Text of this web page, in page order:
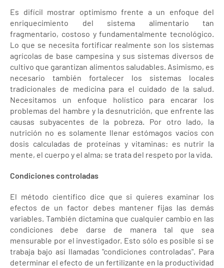
Es difícil mostrar optimismo frente a un enfoque del
enriquecimiento del sistema alimentario tan
fragmentario, costoso y fundamentalmente tecnológico.
Lo que se necesita fortificar realmente son los sistemas
agrícolas de base campesina y sus sistemas diversos de
cultivo que garantizan alimentos saludables. Asimismo, es
necesario también fortalecer los sistemas locales
tradicionales de medicina para el cuidado de la salud.
Necesitamos un enfoque holístico para encarar los
problemas del hambre y la desnutrición, que enfrente las
causas subyacentes de la pobreza. Por otro lado, la
nutrición no es solamente llenar estómagos vacíos con
dosis calculadas de proteínas y vitaminas: es nutrir la
mente, el cuerpo y el alma; se trata del respeto por la vida.
Condiciones controladas
El método científico dice que si quieres examinar los
efectos de un factor debes mantener fijas las demás
variables. También dictamina que cualquier cambio en las
condiciones debe darse de manera tal que sea
mensurable por el investigador. Esto sólo es posible si se
trabaja bajo así llamadas "condiciones controladas". Para
determinar el efecto de un fertilizante en la productividad